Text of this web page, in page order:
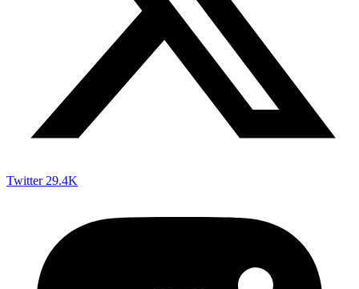
Twitter 29.4K